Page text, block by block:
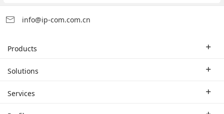
info@ip-com.com.cn
Products
Enterprise Router
Solutions
Industry Solutions
Services